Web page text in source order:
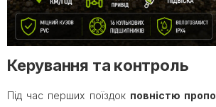
Керування та контроль
Під час перших поїздок повністю